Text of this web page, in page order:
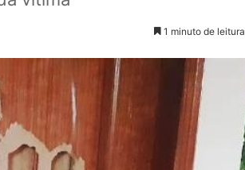
1 minuto de leitura